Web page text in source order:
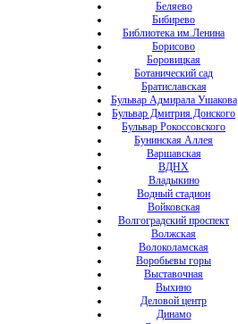
Беляево
Бибирево
Библиотека им.Ленина
Борисово
Боровицкая
Ботанический сад
Братиславская
Бульвар Адмирала Ушакова
Бульвар Дмитрия Донского
Бульвар Рокоссовского
Бунинская Аллея
Варшавская
ВДНХ
Владыкино
Водный стадион
Войковская
Волгоградский проспект
Волжская
Волоколамская
Воробьевы горы
Выставочная
Выхино
Деловой центр
Динамо